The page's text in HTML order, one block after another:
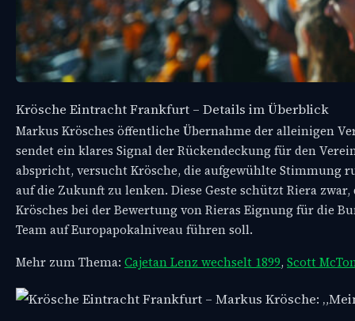
Krösche Eintracht Frankfurt – Details im Überblick
Markus Krösches öffentliche Übernahme der alleinigen
sendet ein klares Signal der Rückendeckung für den
abspricht, versucht Krösche, die aufgewühlte Stimmung
auf die Zukunft zu lenken. Diese Geste schützt Riera
Krösches bei der Bewertung von Rieras Eignung für die
Team auf Europapokalniveau führen soll.
Mehr zum Thema: Cajetan Lenz wechselt 1899, Scott